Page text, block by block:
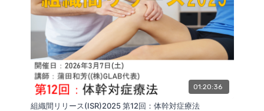
01:20:36
組織間リリース(ISR)2025 第12回：体幹対症療法